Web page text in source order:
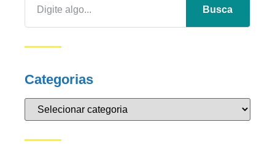
Busca
Categorias